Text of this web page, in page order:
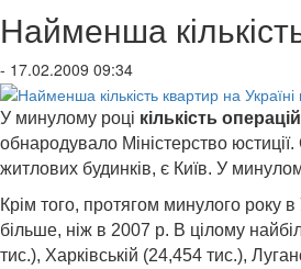
Найменша
- 17.02.2009 09:34
У минулому році кількість операцій
обнародувало Міністерство
житлових будинків, є Київ. У
Крім того, протягом минулого року
більше, ніж в 2007 р. В цілому
тис.), Харківській (24,454 тис.),